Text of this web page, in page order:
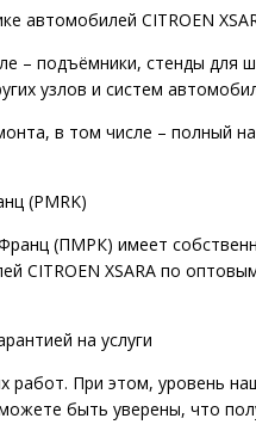
автомобилей CITROEN
– подъёмники, стенды для
узлов и систем
в том числе – полный
(PMRK)
(ПМРК) имеет
CITROEN XSARA по
на услуги
При этом, уровень
быть уверены, что